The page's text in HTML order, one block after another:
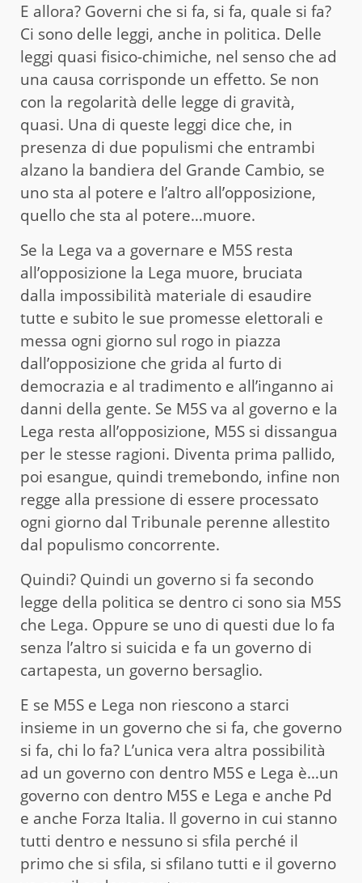
E allora? Governi che si fa, si fa, quale si fa?
Ci sono delle leggi, anche in politica. Delle
leggi quasi fisico-chimiche, nel senso che ad
una causa corrisponde un effetto. Se non
con la regolarità delle legge di gravità,
quasi. Una di queste leggi dice che, in
presenza di due populismi che entrambi
alzano la bandiera del Grande Cambio, se
uno sta al potere e l’altro all’opposizione,
quello che sta al potere…muore.
Se la Lega va a governare e M5S resta
all’opposizione la Lega muore, bruciata
dalla impossibilità materiale di esaudire
tutte e subito le sue promesse elettorali e
messa ogni giorno sul rogo in piazza
dall’opposizione che grida al furto di
democrazia e al tradimento e all’inganno ai
danni della gente. Se M5S va al governo e la
Lega resta all’opposizione, M5S si dissangua
per le stesse ragioni. Diventa prima pallido,
poi esangue, quindi tremebondo, infine non
regge alla pressione di essere processato
ogni giorno dal Tribunale perenne allestito
dal populismo concorrente.
Quindi? Quindi un governo si fa secondo
legge della politica se dentro ci sono sia M5S
che Lega. Oppure se uno di questi due lo fa
senza l’altro si suicida e fa un governo di
cartapesta, un governo bersaglio.
E se M5S e Lega non riescono a starci
insieme in un governo che si fa, che governo
si fa, chi lo fa? L’unica vera altra possibilità
ad un governo con dentro M5S e Lega è…un
governo con dentro M5S e Lega e anche Pd
e anche Forza Italia. Il governo in cui stanno
tutti dentro e nessuno si sfila perché il
primo che si sfila, si sfilano tutti e il governo